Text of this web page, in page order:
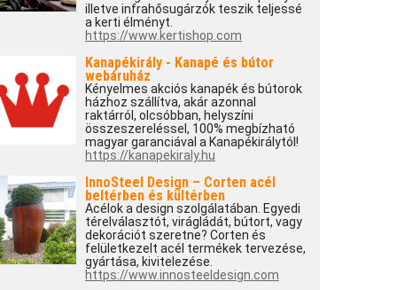
illetve infrahősugárzók teszik teljessé
a kerti élményt.
https://www.kertishop.com
Kanapékirály - Kanapé és bútor
webáruház
Kényelmes akciós kanapék és bútorok
házhoz szállítva, akár azonnal
raktárról, olcsóbban, helyszíni
összeszereléssel, 100% megbízható
magyar garanciával a Kanapékirálytól!
https://kanapekiraly.hu
InnoSteel Design – Corten acél
beltérben és kültérben
Acélok a design szolgálatában. Egyedi
térelválasztót, virágládát, bútort, vagy
dekorációt szeretne? Corten és
felületkezelt acél termékek tervezése,
gyártása, kivitelezése.
https://www.innosteeldesign.com